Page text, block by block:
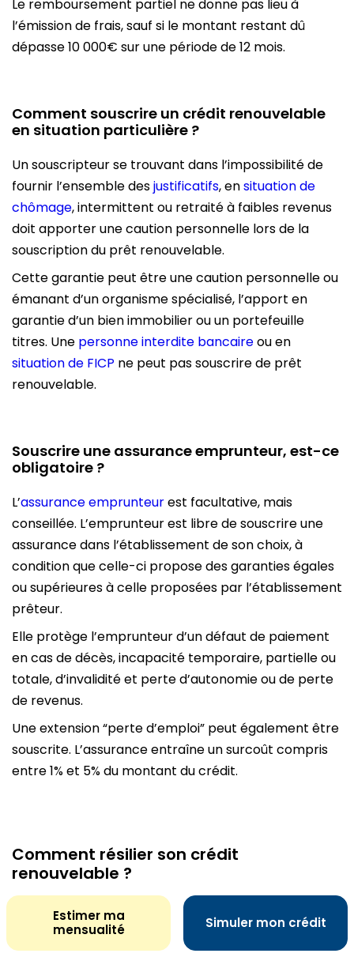
Le remboursement partiel ne donne pas lieu à
l’émission de frais, sauf si le montant restant dû
dépasse 10 000€ sur une période de 12 mois.
Comment souscrire un crédit renouvelable
en situation particulière ?
Un souscripteur se trouvant dans l’impossibilité de
fournir l’ensemble desjustificatifs, ensituation de
chômage, intermittent ou retraité à faibles revenus
doit apporter une caution personnelle lors de la
souscription du prêt renouvelable.
Cette garantie peut être une caution personnelle ou
émanant d’un organisme spécialisé, l’apport en
garantie d’un bien immobilier ou un portefeuille
titres. Une personne interdite bancaireou en
situation de FICP ne peut pas souscrire de prêt
renouvelable.
Souscrire une assurance emprunteur, est-ce
obligatoire ?
L’assurance emprunteurest facultative, mais
conseillée. L’emprunteur est libre de souscrire une
assurance dans l’établissement de son choix, à
condition que celle-ci propose des garanties égales
ou supérieures à celle proposées par l’établissement
prêteur.
Elle protège l’emprunteur d’un défaut de paiement
en cas de décès, incapacité temporaire, partielle ou
totale, d’invalidité et perte d’autonomie ou de perte
de revenus.
Une extension “perte d’emploi” peut également être
souscrite. L’assurance entraîne un surcoût compris
entre 1% et 5% du montant du crédit.
Comment résilier son crédit
renouvelable ?
Le prêt renouvelable n’est pas clôturé en cas de
remboursement total. Le principe même de ce
Estimer ma
mensualité
Simuler mon crédit